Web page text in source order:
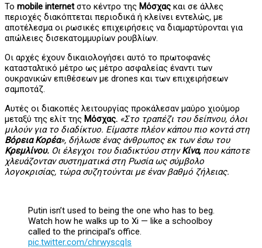
Το mobile internetστο κέντρο της Μόσχας και σε άλλες
περιοχές διακόπτεται περιοδικά ή κλείνει εντελώς, με
αποτέλεσμα οι ρωσικές επιχειρήσεις να διαμαρτύρονται για
απώλειες δισεκατομμυρίων ρουβλίων.
Οι αρχές έχουν δικαιολογήσει αυτό το πρωτοφανές
κατασταλτικό μέτρο ως μέτρο ασφαλείας έναντι των
ουκρανικών επιθέσεων με drones και των επιχειρήσεων
σαμποτάζ.
Αυτές οι διακοπές λειτουργίας προκάλεσαν μαύρο χιούμορ
μεταξύ της ελίτ της Μόσχας. «Στο τραπέζι του δείπνου, όλοι
μιλούν για το διαδίκτυο. Είμαστε πλέον κάπου πιο κοντά στη
Βόρεια Κορέα», δήλωσε ένας άνθρωπος εκ των έσω του
Κρεμλίνου. Οι έλεγχοι του διαδικτύου στηνΚίνα,που κάποτε
χλευάζονταν συστηματικά στη Ρωσία ως σύμβολο
λογοκρισίας, τώρα συζητούνται με έναν βαθμό ζήλειας.
Putin isn’t used to being the one who has to beg.
Watch how he walks up to Xi — like a schoolboy
called to the principal’s office.
pic.twitter.com/chrwyscqIs